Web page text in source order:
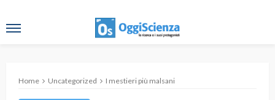
Home Uncategorized I mestieri più malsani